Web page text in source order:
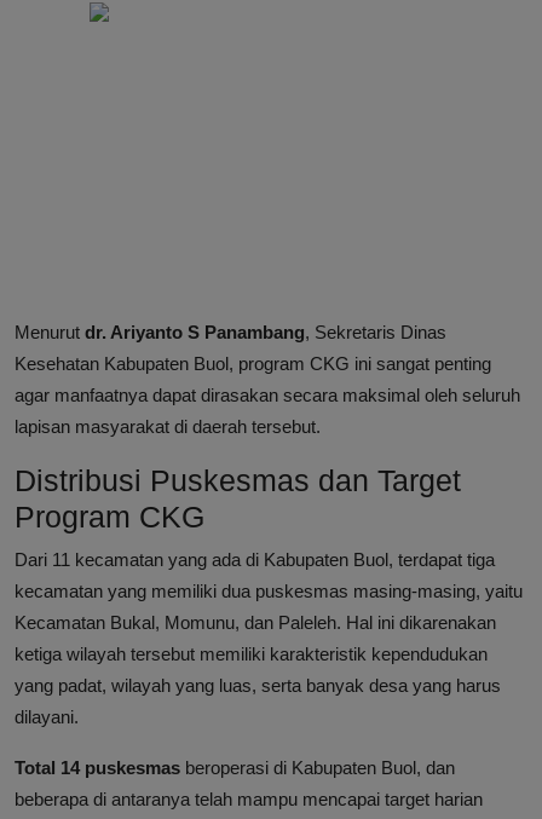
Menurut dr. Ariyanto S Panambang, Sekretaris Dinas
Kesehatan Kabupaten Buol, program CKG ini sangat penting
agar manfaatnya dapat dirasakan secara maksimal oleh seluruh
lapisan masyarakat di daerah tersebut.
Distribusi Puskesmas dan Target
Program CKG
Dari 11 kecamatan yang ada di Kabupaten Buol, terdapat tiga
kecamatan yang memiliki dua puskesmas masing-masing, yaitu
Kecamatan Bukal, Momunu, dan Paleleh. Hal ini dikarenakan
ketiga wilayah tersebut memiliki karakteristik kependudukan
yang padat, wilayah yang luas, serta banyak desa yang harus
dilayani.
Total 14 puskesmas beroperasi di Kabupaten Buol, dan
beberapa di antaranya telah mampu mencapai target harian